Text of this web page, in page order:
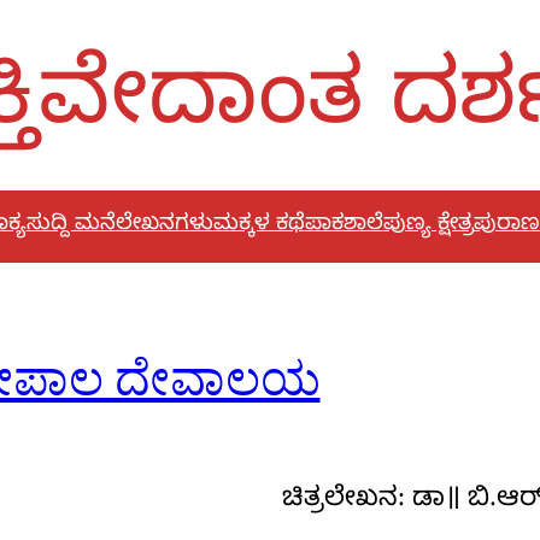
ಸುದ್ದಿ ಮನೆಲೇಖನಗಳುಮಕ್ಕಳ ಕಥೆಪಾಕಶಾಲೆಪುಣ್ಯ ಕ್ಷೇತ್ರ
ದೇವಾಲಯ
ಚಿತ್ರಲೇಖನ: ಡಾ॥